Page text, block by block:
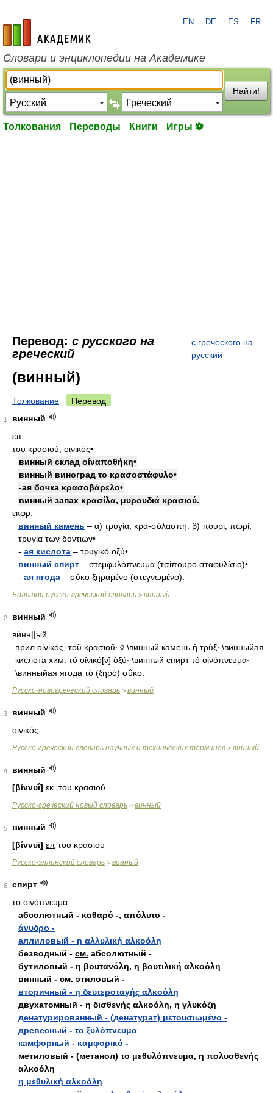
academic.ru
EN DE ES FR
Словари и энциклопедии на Академике
Найти!
Толкования Переводы Книги Игры ⚽
Перевод: с русского на
греческий
с греческого на
русский
(винный)
Толкование Перевод
1
винный
επ.
του κρασιού, οινικός•
винный склад οίναποθήκη•
винный виноград το κρασοστάφυλο•
-ая бочка κρασοβάρελο•
винный запах κρασίλα, μυρουδιά κρασιού.
εκφρ.
винный камень – α) τρυγία, κρα-σόλασπη. β) πουρί, πωρί,
τρυγία των δοντιών•
- ая кислота – τρυγικό οξύ•
винный спирт – στεμφυλόπνευμα (τσίπουρο σταφυλίσιο)•
- ая ягода – σύκο ξηραμένο (στεγνωμένο).
Большой русско-греческий словарь > винный
2
винный
ви́нн||ый
прил οἰνικός, τοῦ κρασιοῦ· ◊ \винный камень ἡ τρύξ· \винныйая
кислота хим. τό οίνικό[ν] ὁξύ· \винный спирт τό οἰνόπνευμα·
\винныйая ягода τό (ξηρό) σΰκο.
Русско-новогреческий словарь > винный
3
винный
οινικός.
Русско-греческий словарь научных и технических терминов > винный
4
винный
[βίννυΐ] εκ. του κρασιού
Русско-греческий новый словарь > винный
5
винный
[βίννυϊ] επ του κρασιού
Русско-эллинский словарь > винный
6
спирт
το οινόπνευμα
абсолютный - καθαρό -, απόλυτο -
άνυδρο -
аллиловый - η αλλυλική αλκοόλη
безводный - см. абсолютный -
бутиловый - η βουτανόλη, η βουτιλική αλκοόλη
винный - см. этиловый -
вторичный - η δευτεροταγής αλκοόλη
двухатомный - η δισθενής αλκοόλη, η γλυκόζη
денатурированный - (денатурат) μετουσιωμένο -
древесный - το ξυλόπνευμα
камфорный - καμφορικό -
метиловый - (метанол) το μεθυλόπνευμα, η πολυσθενής
αλκοόλη
η μεθυλική αλκοόλη